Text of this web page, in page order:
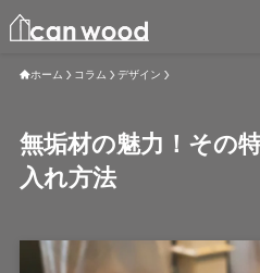
ホーム コラム デザイン
無垢材の魅力！その
入れ方法